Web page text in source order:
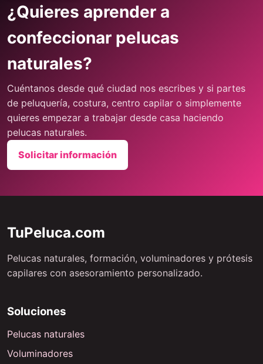
¿Quieres aprender a
confeccionar pelucas
naturales?
Cuéntanos desde qué ciudad nos escribes y si partes
de peluquería, costura, centro capilar o simplemente
quieres empezar a trabajar desde casa haciendo
pelucas naturales.
Solicitar información
TuPeluca.com
Pelucas naturales, formación, voluminadores y prótesis
capilares con asesoramiento personalizado.
Soluciones
Pelucas naturales
Voluminadores